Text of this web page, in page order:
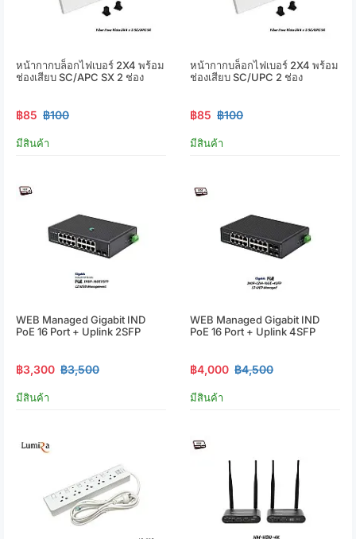
หน้ากากบล็อกไฟเบอร์ 2X4 พร้อม
ช่องเสียบ SC/APC SX 2 ช่อง
฿85 ฿100
มีสินค้า
หน้ากากบล็อกไฟเบอร์ 2X4 พร้อม
ช่องเสียบ SC/UPC 2 ช่อง
฿85 ฿100
มีสินค้า
WEB Managed Gigabit IND
PoE 16 Port + Uplink 2SFP
฿3,300 ฿3,500
มีสินค้า
WEB Managed Gigabit IND
PoE 16 Port + Uplink 4SFP
฿4,000 ฿4,500
มีสินค้า